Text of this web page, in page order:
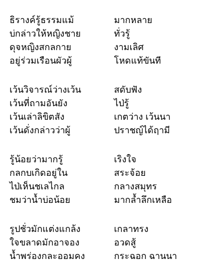
ธิรางค์รู้ธรรมแม้
บ่กล่าวให้หญิงชาย
ดุจหญิงสกลกาย
อยู่ร่วมเรือนผัวผู้
มากหลาย
ทั่วรู้
งามเลิศ
โหดแท้ขันที
เว้นวิจารณ์ว่างเว้น
เว้นที่ถามอันยัง
เว้นเล่าลิขิตสัง
เว้นดั่งกล่าวว่าผู้
สดับฟัง
ไป่รู้
เกตว่าง เว้นนา
ปราชญ์ได้ฤามี
รู้น้อยว่ามากรู้
กลกบเกิดอยู่ใน
ไป่เห็นชเลไกล
ชมว่าน้ำบ่อน้อย
เริงใจ
สระจ้อย
กลางสมุทร
มากล้ำลึกเหลือ
รูปชั่วมักแต่งแกล้ง
ใจขลาดมักอาจอง
น้ำพร่องกละออมคง
เกลาทรง
อวดสู้
กระฉอก ฉานนา